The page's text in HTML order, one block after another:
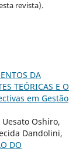
revista).
DA
TEÓRICAS E O
em Gestão
Oshiro,
Dandolini,
DO